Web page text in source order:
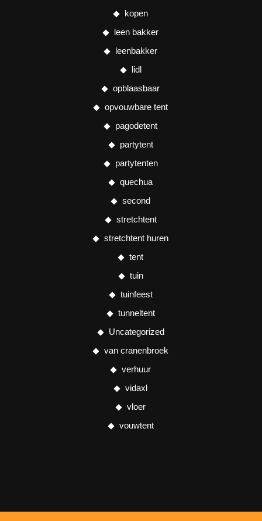
kopen
leen bakker
leenbakker
lidl
opblaasbaar
opvouwbare tent
pagodetent
partytent
partytenten
quechua
second
stretchtent
stretchtent huren
tent
tuin
tuinfeest
tunneltent
Uncategorized
van cranenbroek
verhuur
vidaxl
vloer
vouwtent